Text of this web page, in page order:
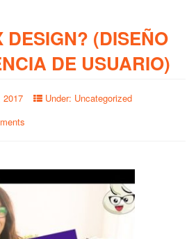
DESIGN? (DISEÑO
DE USUARIO)
2017 Under: Uncategorized